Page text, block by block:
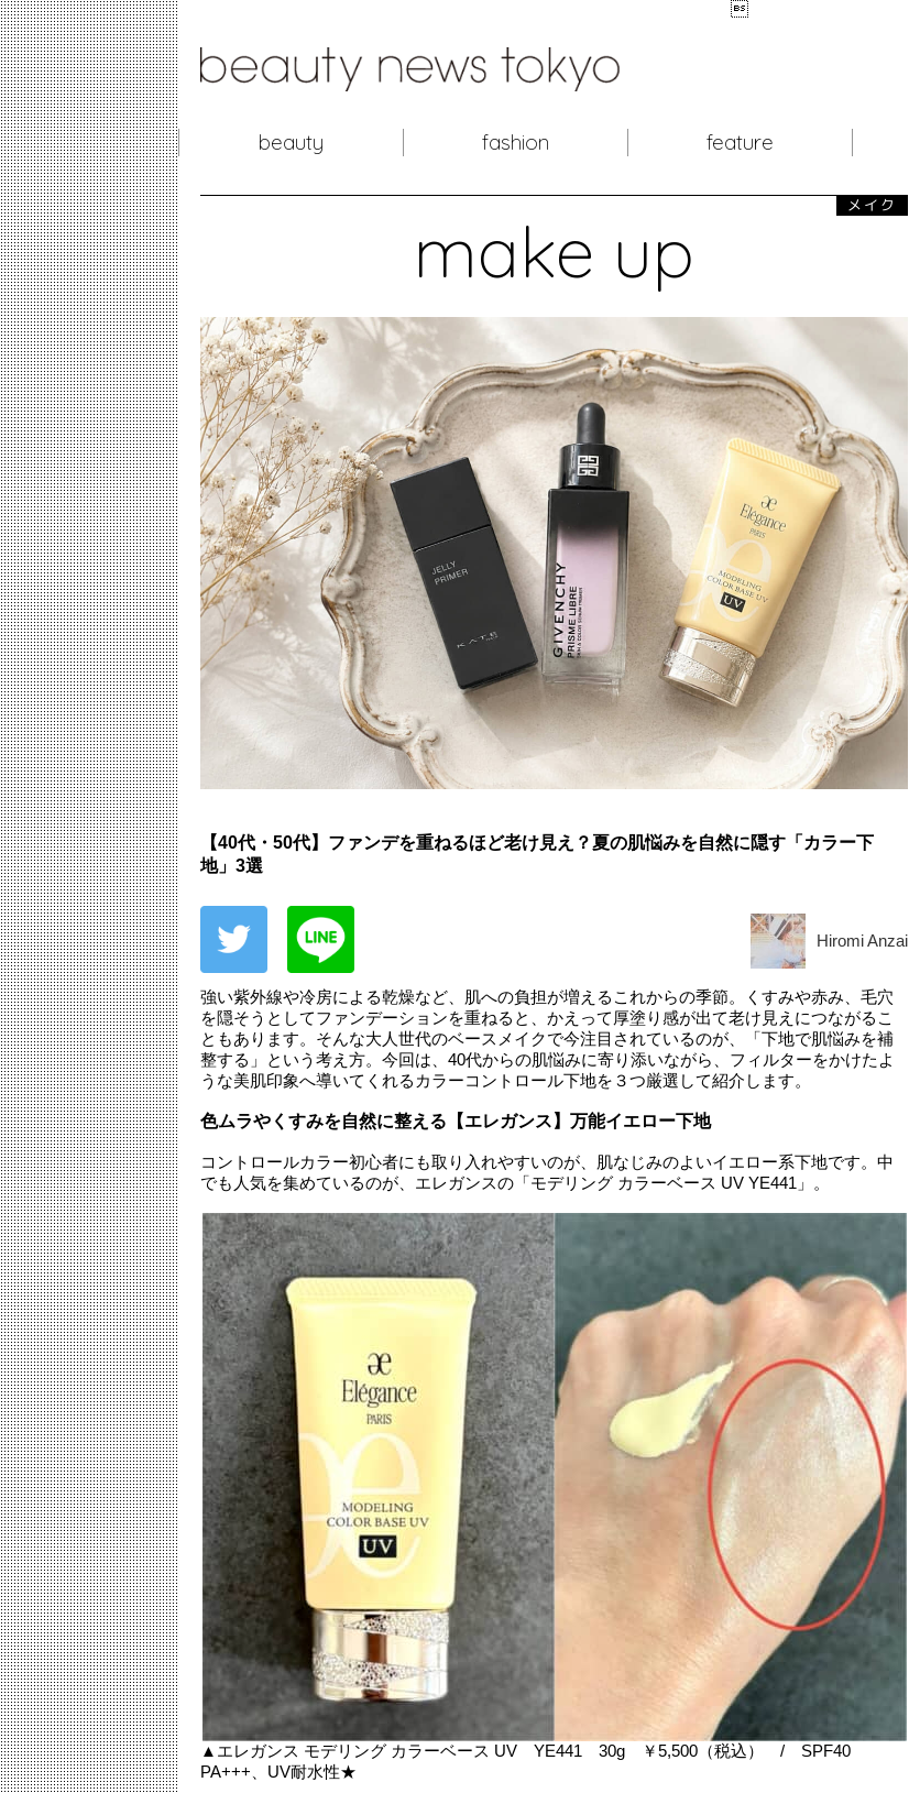

beauty fashion feature
make up
メイク
【40代・50代】ファンデを重ねるほど老け見え？夏の肌悩みを自然に隠す「カラー下
地」3選
Hiromi Anzai
強い紫外線や冷房による乾燥など、肌への負担が増えるこれからの季節。くすみや赤み、毛穴
を隠そうとしてファンデーションを重ねると、かえって厚塗り感が出て老け見えにつながるこ
ともあります。そんな大人世代のベースメイクで今注目されているのが、「下地で肌悩みを補
整する」という考え方。今回は、40代からの肌悩みに寄り添いながら、フィルターをかけたよ
うな美肌印象へ導いてくれるカラーコントロール下地を３つ厳選して紹介します。
色ムラやくすみを自然に整える【エレガンス】万能イエロー下地
コントロールカラー初心者にも取り入れやすいのが、肌なじみのよいイエロー系下地です。中
でも人気を集めているのが、エレガンスの「モデリング カラーベース UV YE441」。
▲エレガンス モデリング カラーベース UV YE441 30g ￥5,500（税込） / SPF40
PA+++、UV耐水性★